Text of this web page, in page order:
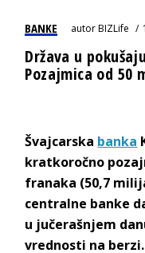
BANKE autorBIZLife
Država u
Pozajmica od 50
Švajcarska banka
kratkoročno
franaka (50,7
centralne banke
u jučerašnjem
vrednosti na berzi.